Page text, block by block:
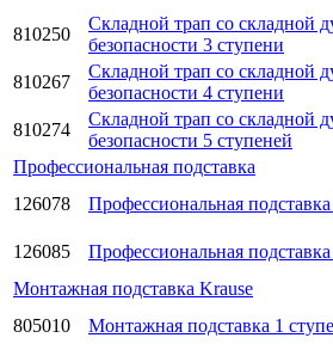
810250
Складной трап со складной
безопасности 3 ступени
810267
Складной трап со складной
безопасности 4 ступени
810274
Складной трап со складной
безопасности 5 ступеней
Профессиональная подставка
126078
Профессиональная
126085
Профессиональная
Монтажная подставка Krause
805010
Монтажная подставка 1